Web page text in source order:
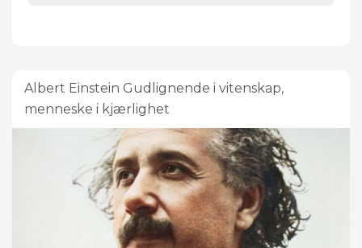
Albert Einstein Gudlignende i vitenskap,
menneske i kjærlighet